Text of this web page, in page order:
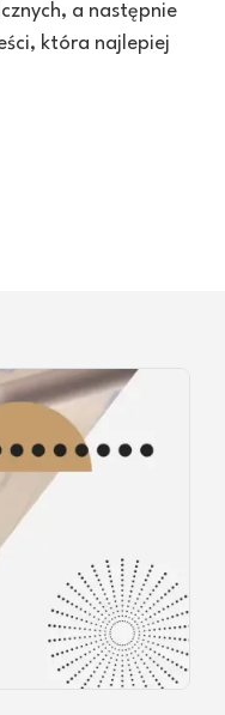
a następnie
która najlepiej